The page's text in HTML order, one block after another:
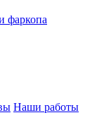
фаркопа
Наши работы